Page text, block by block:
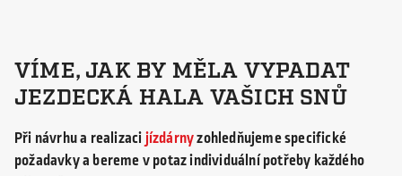
VÍME, JAK BY MĚLA VYPADAT
JEZDECKÁ HALA VAŠICH SNŮ
Při návrhu a realizacijízdárnyzohledňujeme specifické
požadavky a bereme v potaz individuální potřeby každého